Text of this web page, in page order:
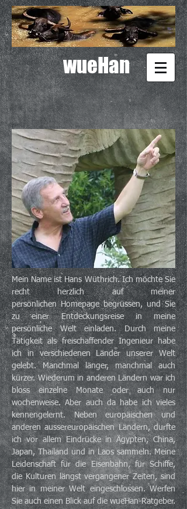
wueHan
Mein Name ist Hans Wüthrich. Ich möchte Sie
recht herzlich auf meiner
persönlichen Homepage begrüssen, und Sie
zu einer Entdeckungsreise in meine
persönliche Welt einladen. Durch meine
Tätigkeit als freischaffender Ingenieur habe
ich in verschiedenen Länder unserer Welt
gelebt. Manchmal länger, manchmal auch
kürzer. Wiederum in anderen Ländern war ich
bloss einzelne Monate oder auch nur
wochenweise. Aber auch da habe ich vieles
kennengelernt. Neben europäischen und
anderen aussereuropäischen Ländern, durfte
ich vor allem Eindrücke in Ägypten, China,
Japan, Thailand und in Laos sammeln. Meine
Leidenschaft für die Eisenbahn, für Schiffe,
die Kulturen längst vergangener Zeiten, sind
hier in meiner Welt eingeschlossen. Werfen
Sie auch einen Blick auf die wueHan-Ratgeber.